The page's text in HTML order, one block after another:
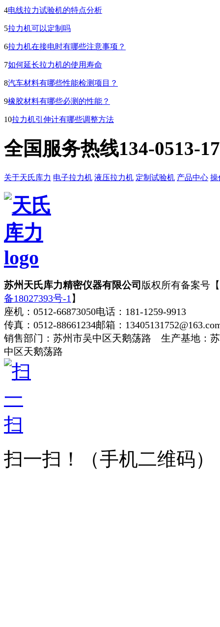
4电线拉力试验机的特点分析
5拉力机可以定制吗
6拉力机在接电时有哪些注意事项？
7如何延长拉力机的使用寿命
8汽车材料有哪些性能检测项目？
9橡胶材料有哪些必测的性能？
10拉力机引伸计有哪些调整方法
全国服务热线134-0513-
关于天氏库力 电子拉力机 液压拉力机 定制试验机 产品中心 操
苏州天氏库力精密仪器有限公司 版权所有备案号【
备18027393号-1 】
座机：0512-66873050电话：181-1259-9913
传真：0512-88661234邮箱：
销售部门：苏州市吴中区天鹅荡路 生产基地：
中区天鹅荡路
扫一扫！ （手机二维码）